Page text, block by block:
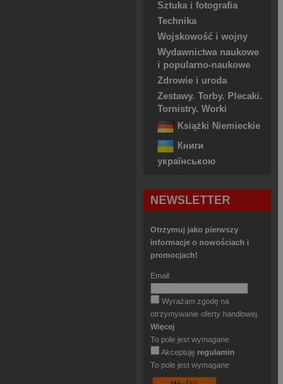
Sztuka i fotografia
Technika
Wojskowość i wojny
Wydawnictwa naukowe
i popularno-naukowe
Zdrowie i uroda
Zestawy. Torby. Plecaki.
Tornistry. Worki
Książki Niemieckie
Книги
українською
NEWSLETTER
Otrzymuj jako pierwszy
informacje o nowościach i
promocjach!
Email:
Wyrażam zgodę na
otrzymywanie oferty handlowej.
Więcej
To pole jest wymagane
Akceptuję regulamin
To pole jest wymagane